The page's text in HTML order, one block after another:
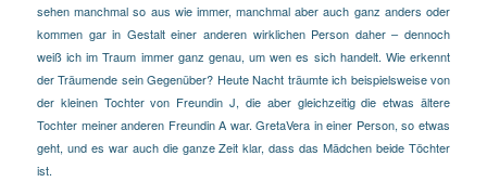
sehen manchmal so aus wie immer, manchmal aber auch ganz anders oder
kommen gar in Gestalt einer anderen wirklichen Person daher – dennoch
weiß ich im Traum immer ganz genau, um wen es sich handelt. Wie erkennt
der Träumende sein Gegenüber? Heute Nacht träumte ich beispielsweise von
der kleinen Tochter von Freundin J, die aber gleichzeitig die etwas ältere
Tochter meiner anderen Freundin A war. GretaVera in einer Person, so etwas
geht, und es war auch die ganze Zeit klar, dass das Mädchen beide Töchter
ist.